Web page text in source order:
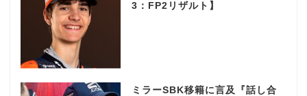
3：FP2リザルト】
ミラーSBK移籍に言及『話し合